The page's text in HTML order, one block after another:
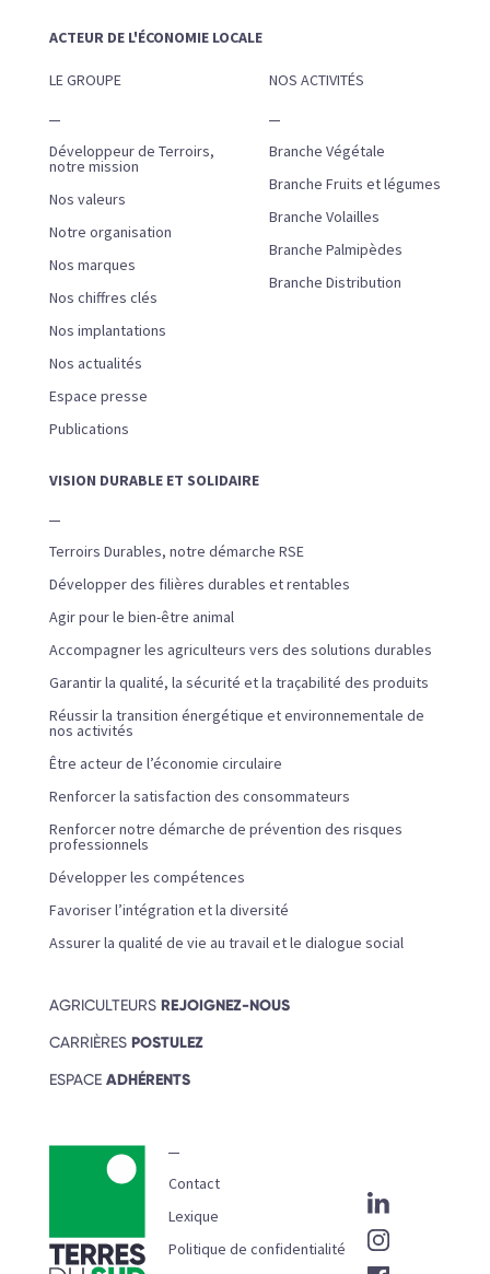
Contact
Lexique
Politique de confidentialité
ACTEUR DE L'ÉCONOMIE LOCALE
LE GROUPE
Développeur de Terroirs,
notre mission
Nos valeurs
Notre organisation
Nos marques
Nos chiffres clés
Nos implantations
Nos actualités
Espace presse
Publications
NOS ACTIVITÉS
Branche Végétale
Branche Fruits et légumes
Branche Volailles
Branche Palmipèdes
Branche Distribution
VISION DURABLE ET SOLIDAIRE
Terroirs Durables, notre démarche RSE
Développer des filières durables et rentables
Agir pour le bien-être animal
Accompagner les agriculteurs vers des solutions durables
Garantir la qualité, la sécurité et la traçabilité des produits
Réussir la transition énergétique et environnementale de
nos activités
Être acteur de l’économie circulaire
Renforcer la satisfaction des consommateurs
Renforcer notre démarche de prévention des risques
professionnels
Développer les compétences
Favoriser l’intégration et la diversité
Assurer la qualité de vie au travail et le dialogue social
AGRICULTEURS REJOIGNEZ-NOUS
CARRIÈRES POSTULEZ
ESPACE ADHÉRENTS